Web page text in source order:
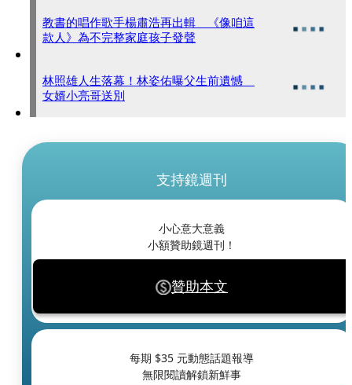
教書的唱作歌手楊肅浩再出輯 《像咱這
款人》為不完整家庭孩子發聲
林照雄人生落幕！林姿佑曝父生前遺憾
女婿小亮哥送別
支持鏡週刊
小心意大意義
小額贊助鏡週刊！
贊助本文
每期 $35 元動態話題報導
無限閱讀解鎖新鮮事